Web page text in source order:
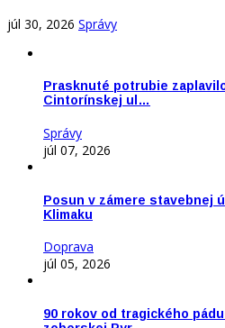
júl 30, 2026 Správy
Prasknuté potrubie
Cintorínskej ul…
Správy
júl 07, 2026
Posun v zámere stavebnej
Klimaku
Doprava
júl 05, 2026
90 rokov od tragického